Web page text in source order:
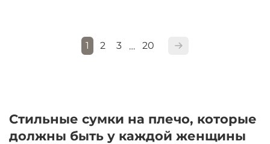
1 2 3 … 20
Стильные сумки на плечо, которые
должны быть у каждой женщины